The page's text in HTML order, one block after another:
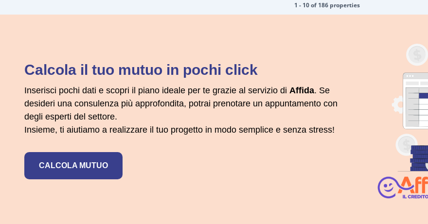
1 - 10 of 186 properties
Inserisci pochi dati e scopri il piano ideale per te grazie al servizio di Affida. Se
desideri una consulenza più approfondita, potrai prenotare un appuntamento con
degli esperti del settore.
Insieme, ti aiutiamo a realizzare il tuo progetto in modo semplice e senza stress!
CALCOLA MUTUO
Calcola il tuo mutuo in pochi click